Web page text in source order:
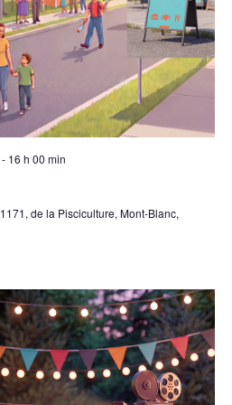
- 16 h 00 min
1171, de la Pisciculture, Mont-Blanc,